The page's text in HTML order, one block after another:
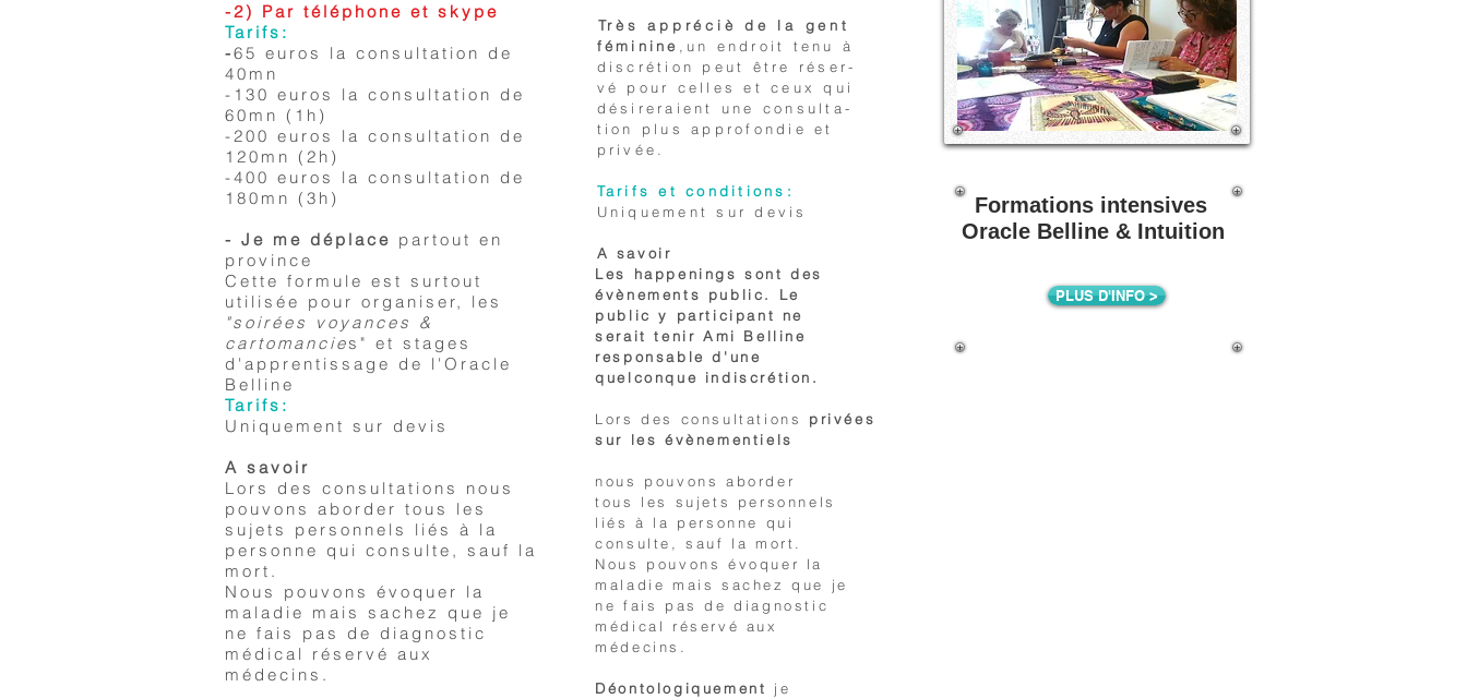
-2) Par téléphone et skype
Tarifs:
-65 euros la consultation de
40mn
-130 euros la consultation de
60mn (1h)
-200 euros la consultation de
120mn (2h)
-400 euros la consultation de
180mn (3h)
- Je me déplace partout en
province
Cette formule est surtout
utilisée pour organiser, les
"soirées voyances &
cartomancies" et stages
d'apprentissage de l'Oracle
Belline
Tarifs:
Uniquement sur devis
A savoir
Lors des consultations nous
pouvons aborder tous les
sujets personnels liés à la
personne qui consulte, sauf la
mort.
Nous pouvons évoquer la
maladie mais sachez que je
ne fais pas de diagnostic
médical réservé aux
médecins.
Très appréciè de la gent
féminine
,un endroit tenu à
discrétion peut être réser-
vé pour celles et ceux qui
désireraient une consulta-
tion plus approfondie et
privée.
Tarifs et conditions:
Uniquement sur devis
A savoir
Les happenings sont des
évènements public. Le
public y participant ne
serait tenir Ami Belline
responsable d'une
quelconque indiscrétion.
Lors des consultations privées
sur les évènementiels
nous pouvons aborder
tous les sujets personnels
liés à la personne qui
consulte, sauf la mort.
Nous pouvons évoquer la
maladie mais sachez que je
ne fais pas de diagnostic
médical réservé aux
médecins.
Déontologiquement je
PLUS D'INFO >
Formations intensives
Oracle Belline & Intuition